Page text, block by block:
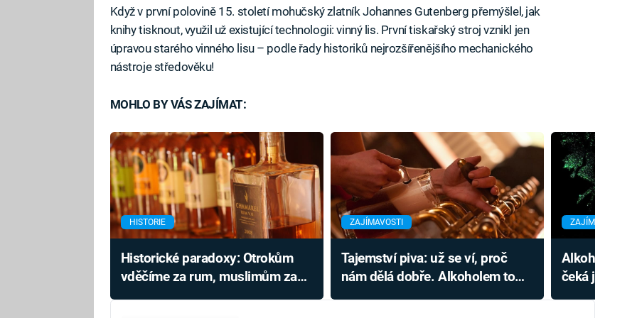
Když v první polovině 15. století mohučský zlatník Johannes Gutenberg přemýšlel, jak
knihy tisknout, využil už existující technologii: vinný lis. První tiskařský stroj vznikl jen
úpravou starého vinného lisu – podle řady historiků nejrozšířenějšího mechanického
nástroje středověku!
MOHLO BY VÁS ZAJÍMAT:
HISTORIE
Historické paradoxy: Otrokům
vděčíme za rum, muslimům za
ZAJÍMAVOSTI
Tajemství piva: už se ví, proč
nám dělá dobře. Alkoholem to
ZAJÍMAVOSTI
Alkohol v
čeká jen na